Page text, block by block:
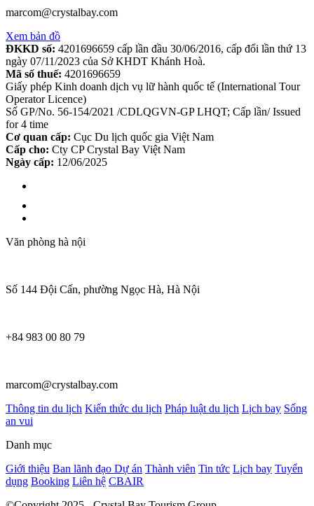
marcom@crystalbay.com
Xem bản đồ
ĐKKD số: 4201696659 cấp lần đầu 30/06/2016, cấp đổi lần thứ 13
ngày 07/11/2023 của Sở KHDT Khánh Hoà.
Mã số thuế: 4201696659
Giấy phép Kinh doanh dịch vụ lữ hành quốc tế (International Tour
Operator Licence)
Số GP/No. 56-154/2021 /CDLQGVN-GP LHQT; Cấp lần/ Issued
for 4 time
Cơ quan cấp: Cục Du lịch quốc gia Việt Nam
Cấp cho: Cty CP Crystal Bay Việt Nam
Ngày cấp: 12/06/2025
Văn phòng hà nội
Số 144 Đội Cấn, phường Ngọc Hà, Hà Nội
+84 983 00 80 79
marcom@crystalbay.com
Thông tin du lịch Kiến thức du lịch Pháp luật du lịch Lịch bay Sống
an vui
Danh mục
Giới thiệu Ban lãnh đạo Dự án Thành viên Tin tức Lịch bay Tuyển
dụng Booking Liên hệ CBAIR